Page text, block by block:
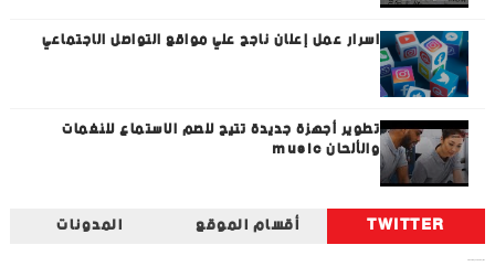
اسرار عمل إعلان ناجح علي مواقع التواصل الاجتماعي
تطوير أجهزة جديدة تتيح للصم الاستماع للنغمات
والألحان music
TWITTER أقسام الموقع المدونات